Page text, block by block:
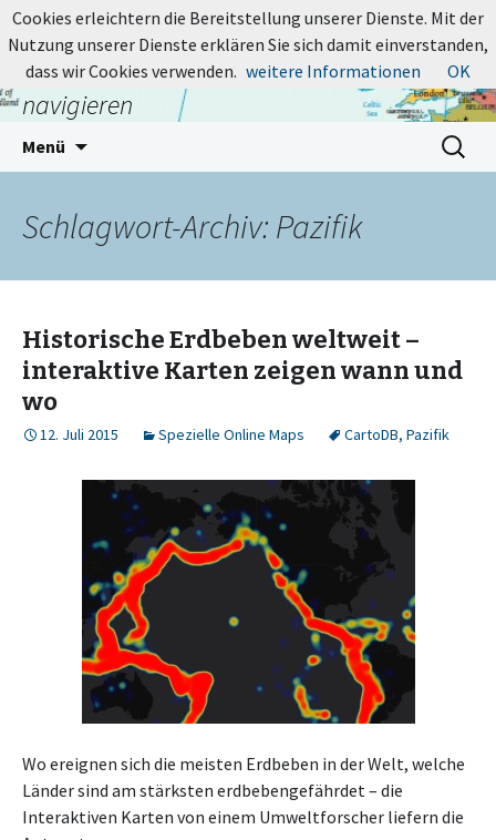
MapsBlog.de
Online-Karten: suchen, entdecken,
navigieren
Menü
Suchen
nach:
Schlagwort-Archiv: Pazifik
Historische Erdbeben weltweit –
interaktive Karten zeigen wann und
wo
12. Juli 2015 Spezielle Online Maps CartoDB, Pazifik
Wo ereignen sich die meisten Erdbeben in der Welt, welche
Länder sind am stärksten erdbebengefährdet – die
Interaktiven Karten von einem Umweltforscher liefern die
Cookies erleichtern die Bereitstellung unserer Dienste. Mit der
Nutzung unserer Dienste erklären Sie sich damit einverstanden,
dass wir Cookies verwenden. weitere Informationen OK